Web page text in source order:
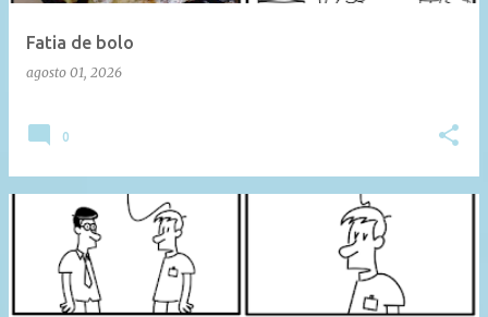
Fatia de bolo
agosto 01, 2026
0